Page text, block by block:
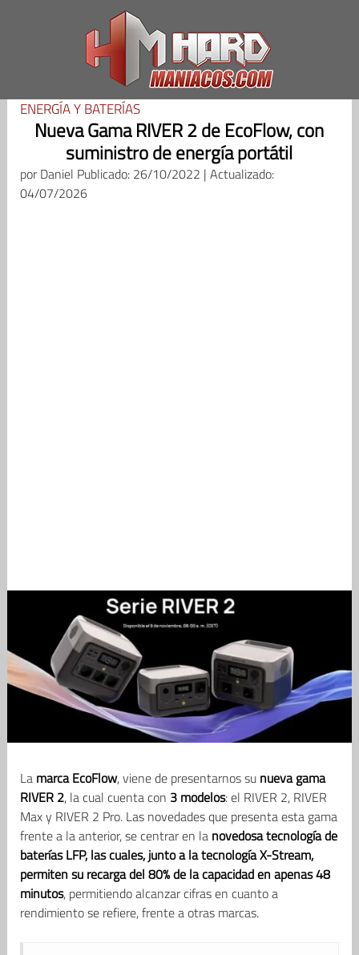
ENERGÍA Y BATERÍAS
Nueva Gama RIVER 2 de EcoFlow, con
suministro de energía portátil
porDaniel Publicado: 26/10/2022 | Actualizado:
04/07/2026
La marca EcoFlow, viene de presentarnos su nueva gama
RIVER 2, la cual cuenta con 3 modelos: el RIVER 2, RIVER
Max y RIVER 2 Pro. Las novedades que presenta esta gama
frente a la anterior, se centrar en la novedosa tecnología de
baterías LFP, las cuales, junto a la tecnología X-Stream,
permiten su recarga del 80% de la capacidad en apenas 48
minutos, permitiendo alcanzar cifras en cuanto a
rendimiento se refiere, frente a otras marcas.